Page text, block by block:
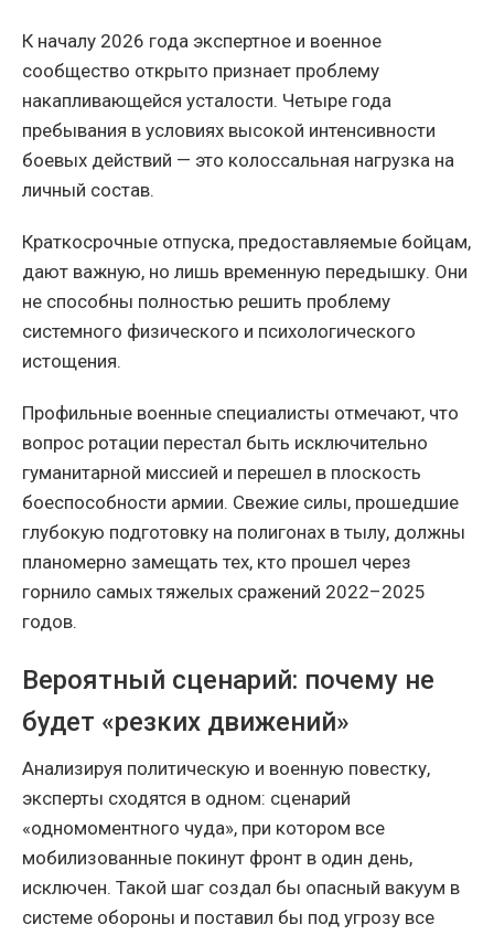
К началу 2026 года экспертное и военное
сообщество открыто признает проблему
накапливающейся усталости. Четыре года
пребывания в условиях высокой интенсивности
боевых действий — это колоссальная нагрузка на
личный состав.
Краткосрочные отпуска, предоставляемые бойцам,
дают важную, но лишь временную передышку. Они
не способны полностью решить проблему
системного физического и психологического
истощения.
Профильные военные специалисты отмечают, что
вопрос ротации перестал быть исключительно
гуманитарной миссией и перешел в плоскость
боеспособности армии. Свежие силы, прошедшие
глубокую подготовку на полигонах в тылу, должны
планомерно замещать тех, кто прошел через
горнило самых тяжелых сражений 2022–2025
годов.
Вероятный сценарий: почему не
будет «резких движений»
Анализируя политическую и военную повестку,
эксперты сходятся в одном: сценарий
«одномоментного чуда», при котором все
мобилизованные покинут фронт в один день,
исключен. Такой шаг создал бы опасный вакуум в
системе обороны и поставил бы под угрозу все